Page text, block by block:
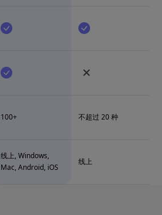
100+ 不超过 20 种
线上, Windows,
Mac, Android, iOS
线上